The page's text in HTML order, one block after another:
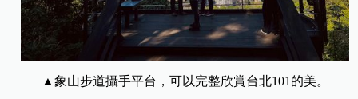
▲象山步道攝手平台，可以完整欣賞台北101的美。